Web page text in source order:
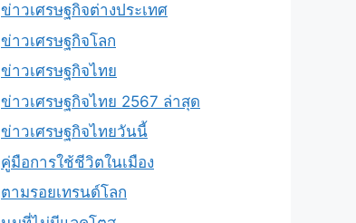
ข่าวเศรษฐกิจต่างประเทศ
ข่าวเศรษฐกิจโลก
ข่าวเศรษฐกิจไทย
ข่าวเศรษฐกิจไทย 2567 ล่าสุด
ข่าวเศรษฐกิจไทยวันนี้
คู่มือการใช้ชีวิตในเมือง
ตามรอยเทรนด์โลก